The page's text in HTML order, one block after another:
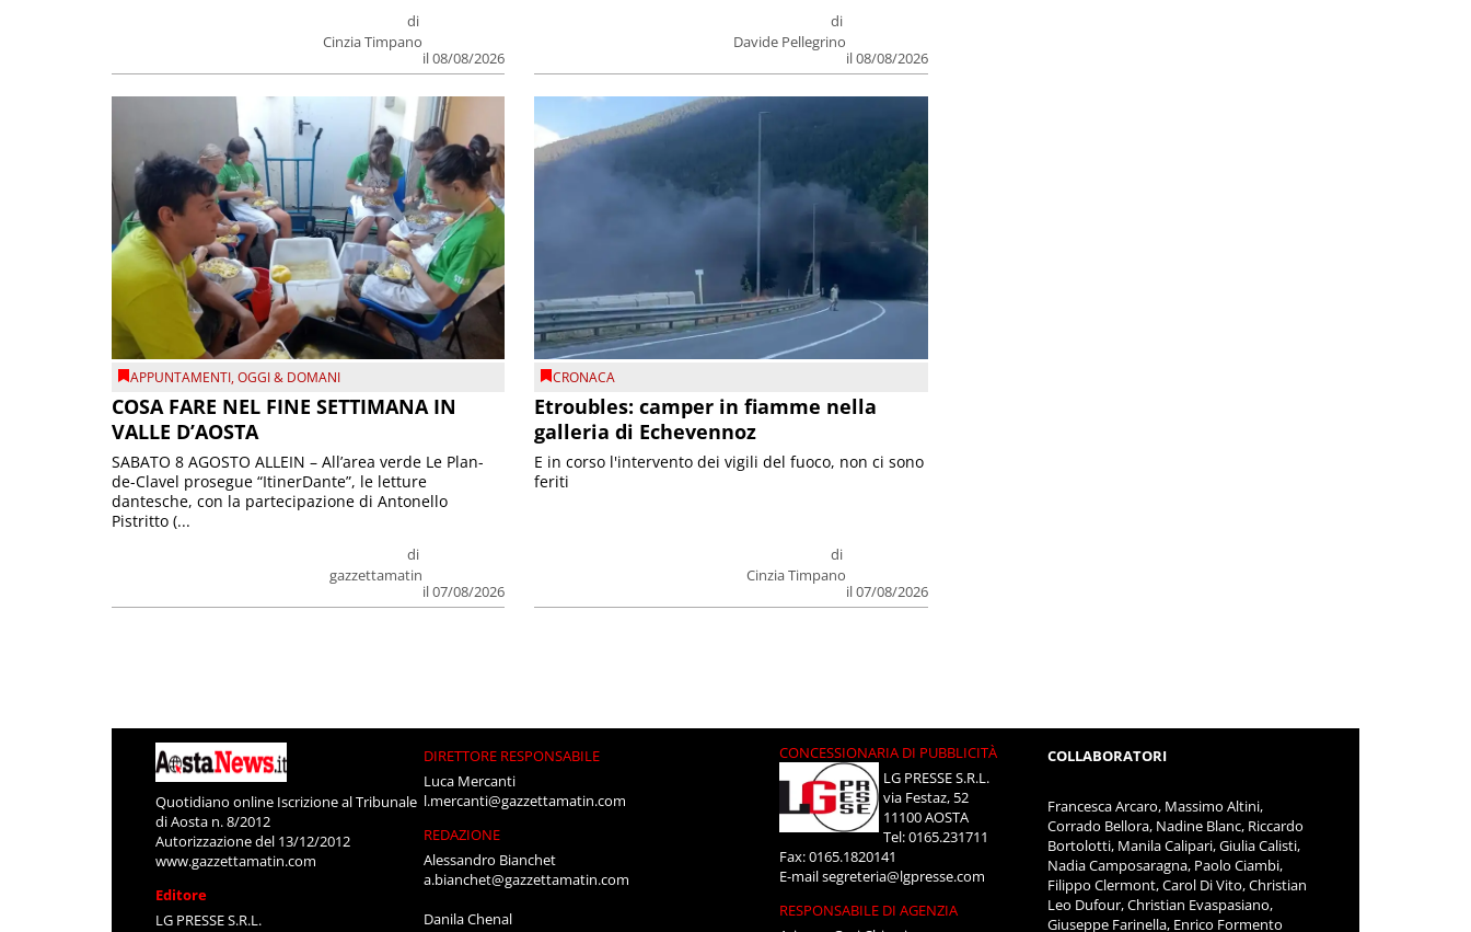
di
Cinzia Timpano
il 08/08/2026
di
Davide Pellegrino
il 08/08/2026
APPUNTAMENTI,OGGI & DOMANI
COSA FARE NEL FINE SETTIMANA IN
VALLE D’AOSTA
di
gazzettamatin
il 07/08/2026
SABATO 8 AGOSTO ALLEIN – All’area verde Le Plan-
de-Clavel prosegue “ItinerDante”, le letture
dantesche, con la partecipazione di Antonello
Pistritto (...
CRONACA
Etroubles: camper in fiamme nella
galleria di Echevennoz
di
Cinzia Timpano
il 07/08/2026
E in corso l'intervento dei vigili del fuoco, non ci sono
feriti
Quotidiano online Iscrizione al Tribunale
di Aosta n. 8/2012
Autorizzazione del 13/12/2012
www.gazzettamatin.com
Editore
LG PRESSE S.R.L.
DIRETTORE RESPONSABILE
Luca Mercanti
l.mercanti@gazzettamatin.com
REDAZIONE
Alessandro Bianchet
a.bianchet@gazzettamatin.com
Danila Chenal
CONCESSIONARIA DI PUBBLICITÀ
LG PRESSE S.R.L.
via Festaz, 52
11100 AOSTA
Tel: 0165.231711
Fax: 0165.1820141
E-mailsegreteria@lgpresse.com
RESPONSABILE DI AGENZIA
COLLABORATORI
Francesca Arcaro, Massimo Altini,
Corrado Bellora, Nadine Blanc, Riccardo
Bortolotti, Manila Calipari, Giulia Calisti,
Nadia Camposaragna, Paolo Ciambi,
Filippo Clermont, Carol Di Vito, Christian
Leo Dufour, Christian Evaspasiano,
Giuseppe Farinella, Enrico Formento